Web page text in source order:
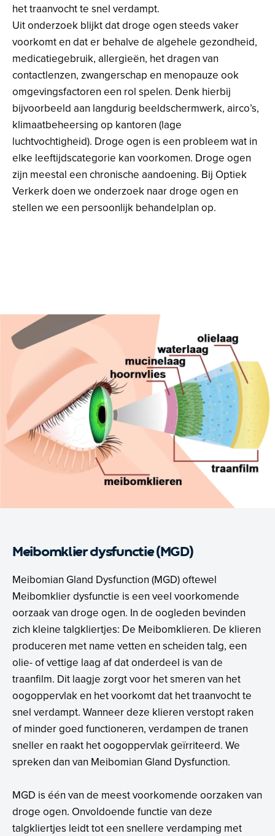
het traanvocht te snel verdampt.
Uit onderzoek blijkt dat droge ogen steeds vaker
voorkomt en dat er behalve de algehele gezondheid,
medicatiegebruik, allergieën, het dragen van
contactlenzen, zwangerschap en menopauze ook
omgevingsfactoren een rol spelen. Denk hierbij
bijvoorbeeld aan langdurig beeldschermwerk, airco’s,
klimaatbeheersing op kantoren (lage
luchtvochtigheid). Droge ogen is een probleem wat in
elke leeftijdscategorie kan voorkomen. Droge ogen
zijn meestal een chronische aandoening. Bij Optiek
Verkerk doen we onderzoek naar droge ogen en
stellen we een persoonlijk behandelplan op.
Meibomklier dysfunctie (MGD)
Meibomian Gland Dysfunction (MGD) oftewel
Meibomklier dysfunctie is een veel voorkomende
oorzaak van droge ogen. In de oogleden bevinden
zich kleine talgkliertjes: De Meibomklieren. De klieren
produceren met name vetten en scheiden talg, een
olie- of vettige laag af dat onderdeel is van de
traanfilm. Dit laagje zorgt voor het smeren van het
oogoppervlak en het voorkomt dat het traanvocht te
snel verdampt. Wanneer deze klieren verstopt raken
of minder goed functioneren, verdampen de tranen
sneller en raakt het oogoppervlak geïrriteerd. We
spreken dan van Meibomian Gland Dysfunction.
MGD is één van de meest voorkomende oorzaken van
droge ogen. Onvoldoende functie van deze
talgkliertjes leidt tot een snellere verdamping met